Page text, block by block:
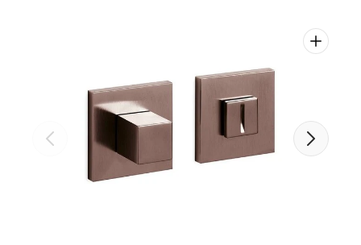
elemento
multimedia